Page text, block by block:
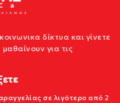
δίκτυα και γίνετε
για τις
σε λιγότερο από 2